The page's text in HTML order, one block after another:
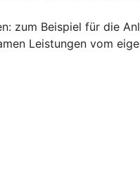
zum Beispiel für die
Leistungen vom